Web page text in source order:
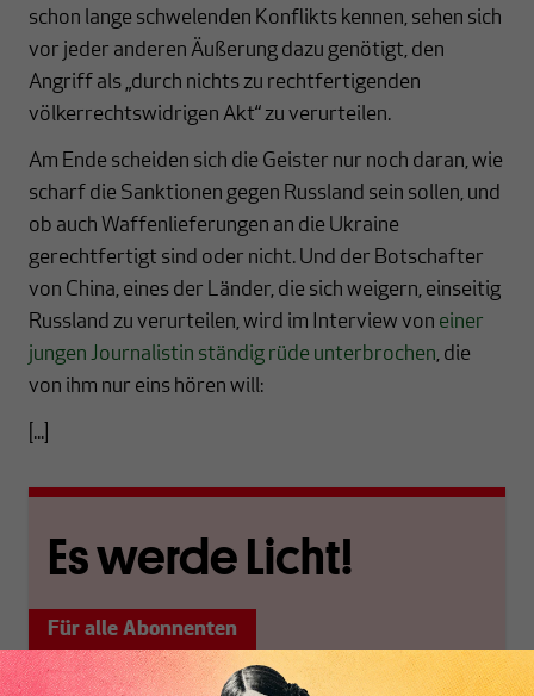
schon lange schwelenden Konflikts kennen, sehen sich
vor jeder anderen Äußerung dazu genötigt, den
Angriff als „durch nichts zu rechtfertigenden
völkerrechtswidrigen Akt“ zu verurteilen.
Am Ende scheiden sich die Geister nur noch daran, wie
scharf die Sanktionen gegen Russland sein sollen, und
ob auch Waffenlieferungen an die Ukraine
gerechtfertigt sind oder nicht. Und der Botschafter
von China, eines der Länder, die sich weigern, einseitig
Russland zu verurteilen, wird im Interview von einer
jungen Journalistin ständig rüde unterbrochen, die
von ihm nur eins hören will:
[...]
Es werde Licht!
Für alle Abonnenten
Das MAKROSKOP
und ausführlich. Eine